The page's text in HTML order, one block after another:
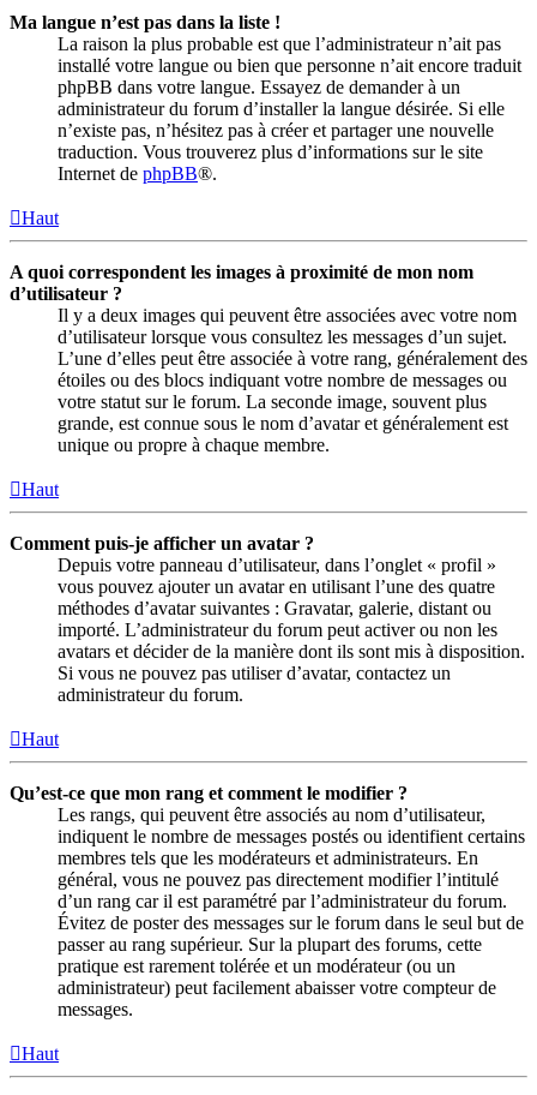
Ma langue n’est pas dans la liste !
La raison la plus probable est que l’administrateur n’ait pas
installé votre langue ou bien que personne n’ait encore traduit
phpBB dans votre langue. Essayez de demander à un
administrateur du forum d’installer la langue désirée. Si elle
n’existe pas, n’hésitez pas à créer et partager une nouvelle
traduction. Vous trouverez plus d’informations sur le site
Internet de phpBB®.
Haut
A quoi correspondent les images à proximité de mon nom
d’utilisateur ?
Il y a deux images qui peuvent être associées avec votre nom
d’utilisateur lorsque vous consultez les messages d’un sujet.
L’une d’elles peut être associée à votre rang, généralement des
étoiles ou des blocs indiquant votre nombre de messages ou
votre statut sur le forum. La seconde image, souvent plus
grande, est connue sous le nom d’avatar et généralement est
unique ou propre à chaque membre.
Haut
Comment puis-je afficher un avatar ?
Depuis votre panneau d’utilisateur, dans l’onglet « profil »
vous pouvez ajouter un avatar en utilisant l’une des quatre
méthodes d’avatar suivantes : Gravatar, galerie, distant ou
importé. L’administrateur du forum peut activer ou non les
avatars et décider de la manière dont ils sont mis à disposition.
Si vous ne pouvez pas utiliser d’avatar, contactez un
administrateur du forum.
Haut
Qu’est-ce que mon rang et comment le modifier ?
Les rangs, qui peuvent être associés au nom d’utilisateur,
indiquent le nombre de messages postés ou identifient certains
membres tels que les modérateurs et administrateurs. En
général, vous ne pouvez pas directement modifier l’intitulé
d’un rang car il est paramétré par l’administrateur du forum.
Évitez de poster des messages sur le forum dans le seul but de
passer au rang supérieur. Sur la plupart des forums, cette
pratique est rarement tolérée et un modérateur (ou un
administrateur) peut facilement abaisser votre compteur de
messages.
Haut